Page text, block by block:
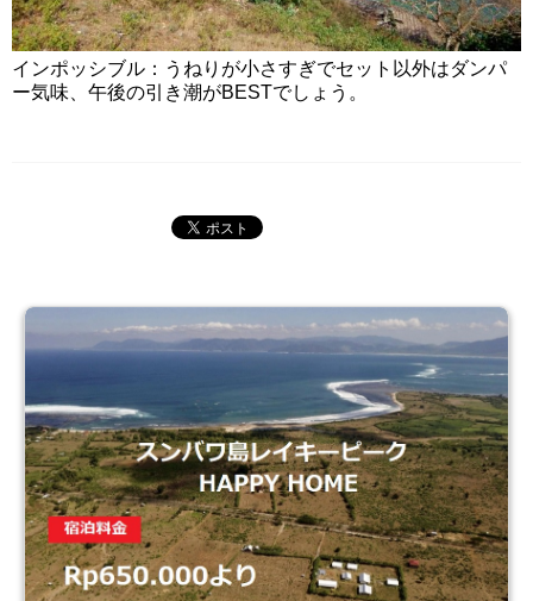
インポッシブル：うねりが小さすぎでセット以外はダンパ
ー気味、午後の引き潮がBESTでしょう。